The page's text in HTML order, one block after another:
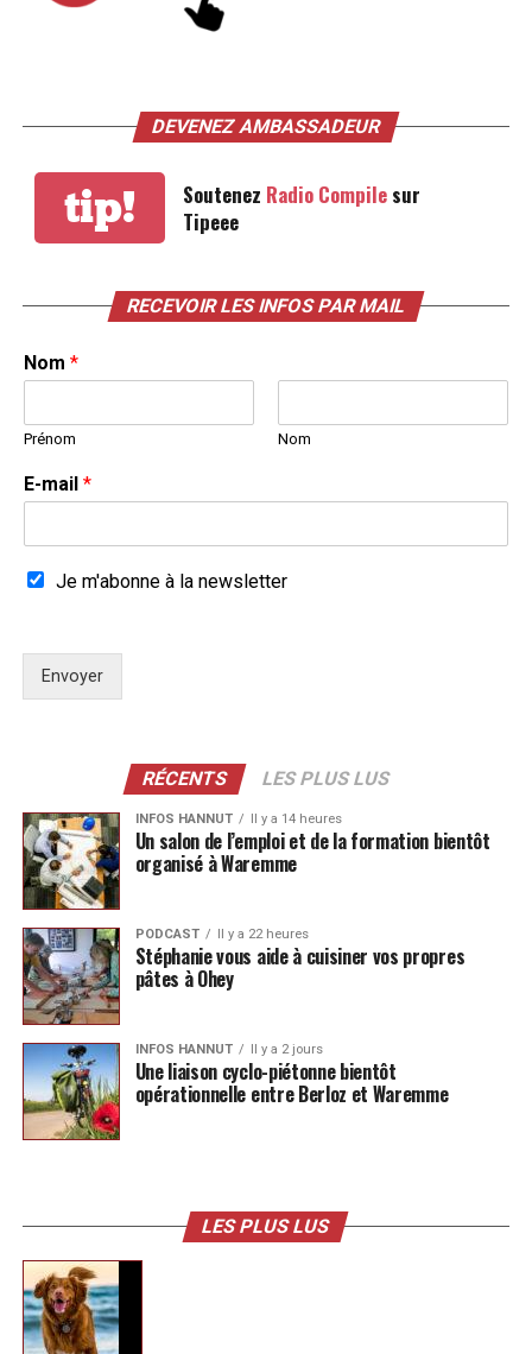
DEVENEZ AMBASSADEUR
tip! Soutenez Radio Compilesur
Tipeee
RECEVOIR LES INFOS PAR MAIL
Nom *
Prénom Nom
E-mail *
Je m'abonne à la newsletter
Envoyer
RÉCENTS LES PLUS LUS
INFOS HANNUT Il y a 14 heures
Un salon de l’emploi et de la formation bientôt
organisé à Waremme
PODCAST Il y a 22 heures
Stéphanie vous aide à cuisiner vos propres
pâtes à Ohey
INFOS HANNUT Il y a 2 jours
Une liaison cyclo-piétonne bientôt
opérationnelle entre Berloz et Waremme
LES PLUS LUS